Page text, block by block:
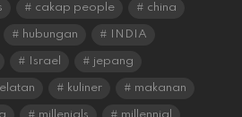
cakap people china
hubungan INDIA
Israel jepang
kuliner makanan